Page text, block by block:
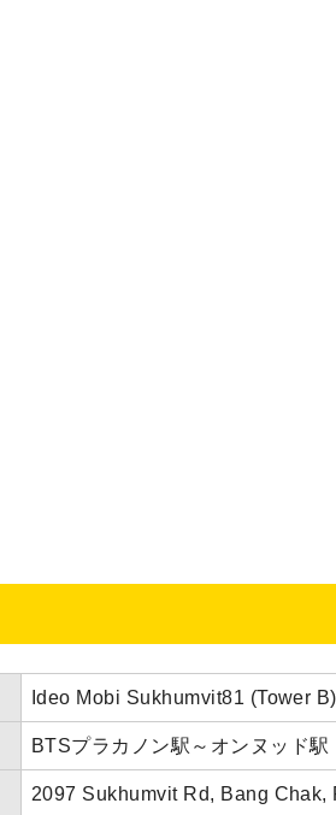
Ideo Mobi Sukhumvit81 (Tower
BTSプラカノン駅～オンヌッド駅
2097 Sukhumvit Rd, Bang